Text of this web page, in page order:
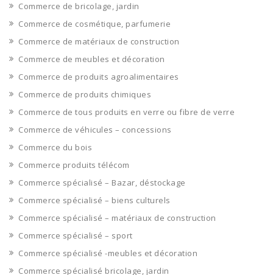
Commerce de bricolage, jardin
Commerce de cosmétique, parfumerie
Commerce de matériaux de construction
Commerce de meubles et décoration
Commerce de produits agroalimentaires
Commerce de produits chimiques
Commerce de tous produits en verre ou fibre de verre
Commerce de véhicules – concessions
Commerce du bois
Commerce produits télécom
Commerce spécialisé – Bazar, déstockage
Commerce spécialisé – biens culturels
Commerce spécialisé – matériaux de construction
Commerce spécialisé – sport
Commerce spécialisé -meubles et décoration
Commerce spécialisé bricolage, jardin